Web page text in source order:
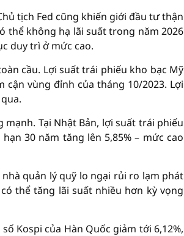
tịch Fed cũng khiến giới đầu tư thận
thể không hạ lãi suất trong năm 2026
duy trì ở mức cao.
cầu. Lợi suất trái phiếu kho bạc Mỹ
cận vùng đỉnh của tháng 10/2023. Lợi
Tại Nhật Bản, lợi suất trái phiếu
30 năm tăng lên 5,85% – mức cao
quản lý quỹ lo ngại rủi ro lạm phát
thể tăng lãi suất nhiều hơn kỳ vọng
Kospi của Hàn Quốc giảm tới 6,12%,